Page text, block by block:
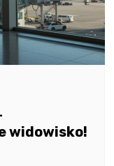
widowisko!